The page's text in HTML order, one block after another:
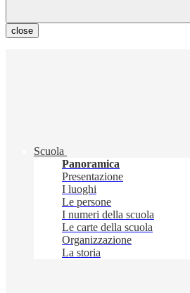
close
Scuola
Panoramica
Presentazione
I luoghi
Le persone
I numeri della scuola
Le carte della scuola
Organizzazione
La storia